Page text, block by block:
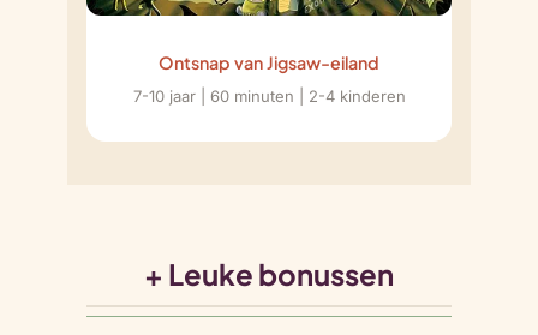
Ontsnap van Jigsaw-eiland
7-10 jaar | 60 minuten | 2-4 kinderen
+ Leuke bonussen